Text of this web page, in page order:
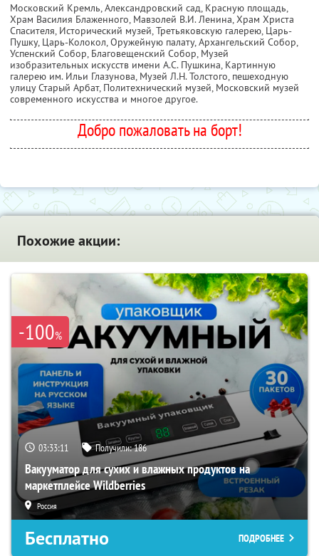
Московский Кремль, Александровский сад, Красную площадь,
Храм Василия Блаженного, Мавзолей В.И. Ленина, Храм Христа
Спасителя, Исторический музей, Третьяковскую галерею, Царь-
Пушку, Царь-Колокол, Оружейную палату, Архангельский Собор,
Успенский Собор, Благовещенский Собор, Музей
изобразительных искусств имени А.С. Пушкина, Картинную
галерею им. Ильи Глазунова, Музей Л.Н. Толстого, пешеходную
улицу Старый Арбат, Политехнический музей, Московский музей
современного искусства и многое другое.
Добро пожаловать на борт!
Похожие акции:
-100%
03:33:09 Получили:186
Вакууматор для сухих и влажных продуктов на
маркетплейсе Wildberries
Россия
Бесплатно ПОДРОБНЕЕ